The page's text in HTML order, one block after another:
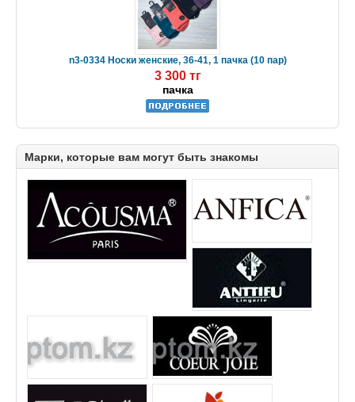
n3-0334 Носки женские, 36-41, 1 пачка (10 пар)
3 300 тг
пачка
Марки, которые вам могут быть знакомы